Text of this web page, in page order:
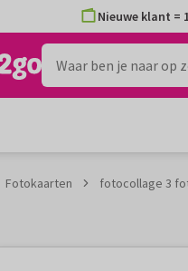
Nieuwe klant =
Fotokaarten fotocollage 3